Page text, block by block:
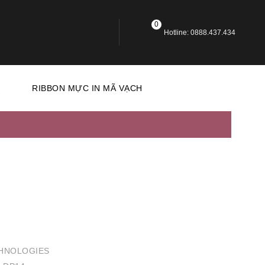
Hotline: 0888.437.434
0
RIBBON MỰC IN MÃ VẠCH